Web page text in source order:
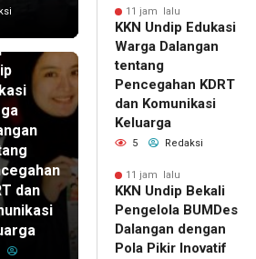
dan
11 jam lalu
KKN Undip Edukasi
Warga Dalangan
tentang
Pencegahan KDRT
dan Komunikasi
Keluarga
5 Redaksi
11 jam lalu
KKN Undip Bekali
Pengelola BUMDes
Dalangan dengan
Pola Pikir Inovatif